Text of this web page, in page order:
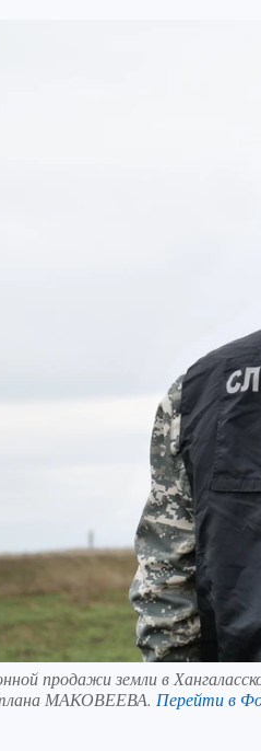
продажи земли в
МАКОВЕЕВА. Перейти в